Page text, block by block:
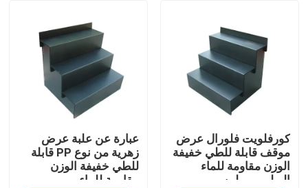
فيديوهات
معلومات عنا
جولة في المعمل
مراقبة الجودة
كورفلويت فلورال عرض
موقف قابلة للطي خفيفة
الوزن مقاومة للماء
البولي بروبلين
عبارة عن علبة عرض
زهرية من نوع PP قابلة
للطي خفيفة الوزن
مقاومة للماء